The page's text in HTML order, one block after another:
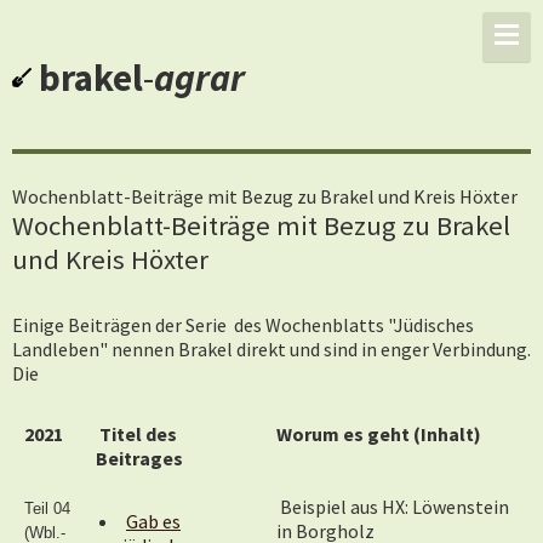
brakel-agrar
Wochenblatt-Beiträge mit Bezug zu Brakel und Kreis Höxter
Wochenblatt-Beiträge mit Bezug zu Brakel
und Kreis Höxter
Einige Beiträgen der Serie des Wochenblatts "Jüdisches
Landleben" nennen Brakel direkt und sind in enger Verbindung.
Die
2021
Titel des
Beitrages
Worum es geht (Inhalt)
Teil 04
(Wbl.-
Gab es
Beispiel aus HX: Löwenstein
in Borgholz